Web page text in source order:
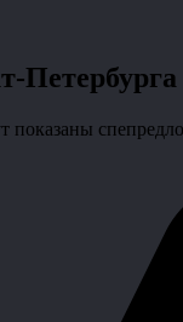
показаны